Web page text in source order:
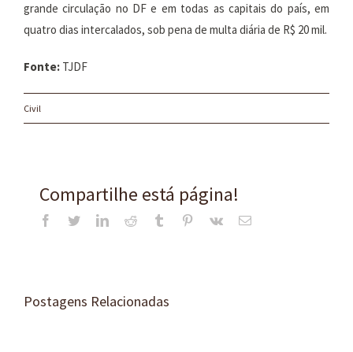
grande circulação no DF e em todas as capitais do país, em
quatro dias intercalados, sob pena de multa diária de R$ 20 mil.
Fonte: TJDF
Civil
Compartilhe está página!
Facebook
TwitterLinkedInReddit Tumblr Pinterest
Vk
E-
Postagens Relacionadas